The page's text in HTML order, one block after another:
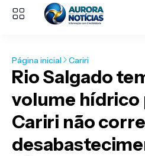
Página inicial Cariri
Rio Salgado
volume hídrico
Cariri não